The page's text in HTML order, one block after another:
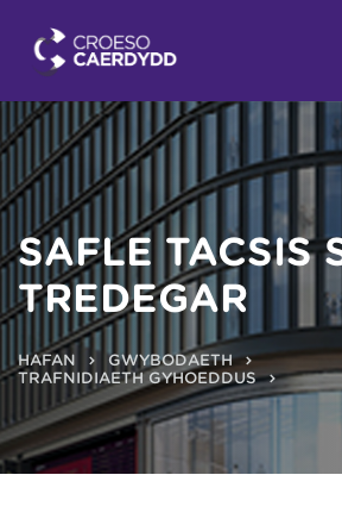
SAFLE TACSIS
TREDEGAR
HAFAN
GWYBODAETH
TRAFNIDIAETH GYHOEDDUS